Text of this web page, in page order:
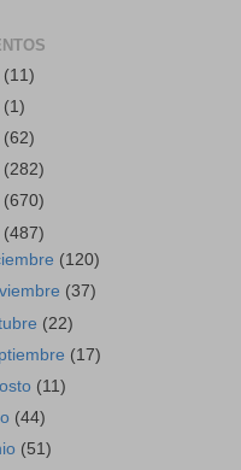
(11)
(1)
(62)
(282)
(670)
(487)
(120)
(37)
(22)
(17)
(11)
(44)
(51)